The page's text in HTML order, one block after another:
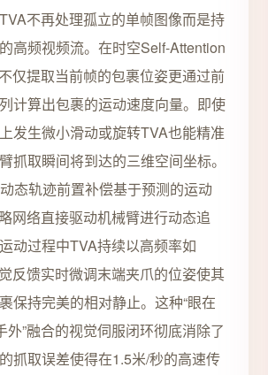
不再处理孤立的单帧图像而是持
高频视频流。在时空Self-Attention
仅提取当前帧的包裹位姿更通过前
计算出包裹的运动速度向量。即使
发生微小滑动或旋转TVA也能精准
抓取瞬间将到达的三维空间坐标。
态轨迹前置补偿基于预测的运动
网络直接驱动机械臂进行动态追
动过程中TVA持续以高频率如
反馈实时微调末端夹爪的位姿使其
保持完美的相对静止。这种“眼在
外”融合的视觉伺服闭环彻底消除了
抓取误差使得在1.5米/秒的高速传